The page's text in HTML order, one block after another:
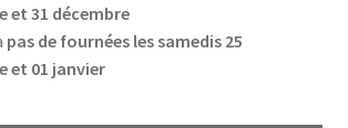
et 31 décembre
pas de fournées les samedis 25
et 01 janvier